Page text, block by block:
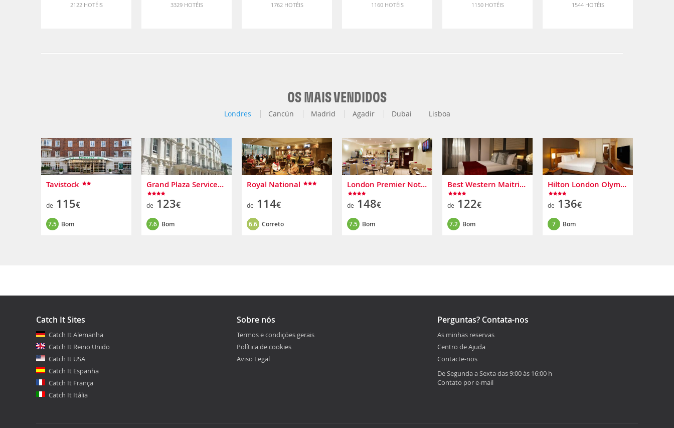
2122 HOTÉIS 3329 HOTÉIS 1762 HOTÉIS 1160 HOTÉIS 1150 HOTÉIS 1544 HOTÉIS
OS MAIS VENDIDOS
Londres Cancún Madrid Agadir Dubai Lisboa
Tavistock
de 115€
7.5 Bom
Grand Plaza Serviced Apartments
de 123€
7.6 Bom
Royal National
de 114€
6.6 Correto
London Premier Notting Hill
de 148€
7.5 Bom
Best Western Maitrise Maida Vale
de 122€
7.2 Bom
Hilton London Olympia
de 136€
7 Bom
Catch It Sites
Catch It Alemanha
Catch It Reino Unido
Catch It USA
Catch It Espanha
Catch It França
Catch It Itália
Sobre nós
Termos e condições gerais
Política de cookies
Aviso Legal
Perguntas? Contata-nos
As minhas reservas
Centro de Ajuda
Contacte-nos
De Segunda a Sexta das 9:00 às 16:00 h
Contato por e-mail